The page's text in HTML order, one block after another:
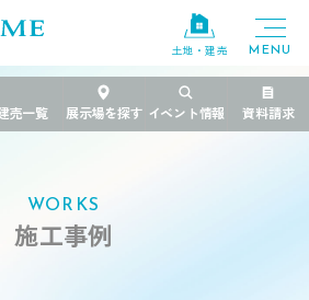
土地・建売
茨城県 自然を映す機能美の家
WORKS
施工事例